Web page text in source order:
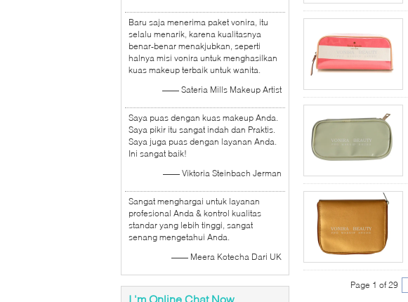
Baru saja menerima paket vonira, itu
selalu menarik, karena kualitasnya
benar-benar menakjubkan, seperti
halnya misi vonira untuk menghasilkan
kuas makeup terbaik untuk wanita.
—— Sateria Mills Makeup Artist
Saya puas dengan kuas makeup Anda.
Saya pikir itu sangat indah dan Praktis.
Saya juga puas dengan layanan Anda.
Ini sangat baik!
—— Viktoria Steinbach Jerman
Sangat menghargai untuk layanan
profesional Anda & kontrol kualitas
standar yang lebih tinggi, sangat
senang mengetahui Anda.
—— Meera Kotecha Dari UK
I 'm Online Chat Now
Page 1 of 29